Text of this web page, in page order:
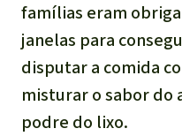
famílias eram
janelas para
disputar a comida
misturar o sabor do
podre do lixo.